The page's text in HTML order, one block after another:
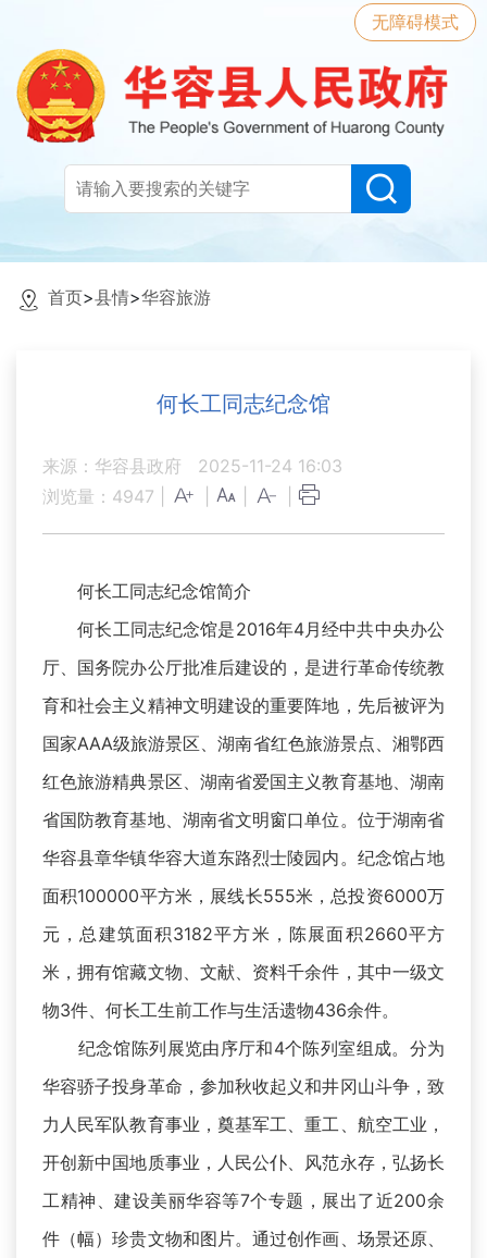
无障碍模式
首页>县情>华容旅游
何长工同志纪念馆
来源：华容县政府
2025-11-24 16:03
浏览量： 4947
何长工同志纪念馆简介
何长工同志纪念馆是2016年4月经中共中央办公
厅、国务院办公厅批准后建设的，是进行革命传统教
育和社会主义精神文明建设的重要阵地，先后被评为
国家AAA级旅游景区、湖南省红色旅游景点、湘鄂西
红色旅游精典景区、湖南省爱国主义教育基地、湖南
省国防教育基地、湖南省文明窗口单位。位于湖南省
华容县章华镇华容大道东路烈士陵园内。纪念馆占地
面积100000平方米，展线长555米，总投资6000万
元，总建筑面积3182平方米，陈展面积2660平方
米，拥有馆藏文物、文献、资料千余件，其中一级文
物3件、何长工生前工作与生活遗物436余件。
纪念馆陈列展览由序厅和4个陈列室组成。分为
华容骄子投身革命，参加秋收起义和井冈山斗争，致
力人民军队教育事业，奠基军工、重工、航空工业，
开创新中国地质事业，人民公仆、风范永存，弘扬长
工精神、建设美丽华容等7个专题，展出了近200余
件（幅）珍贵文物和图片。通过创作画、场景还原、